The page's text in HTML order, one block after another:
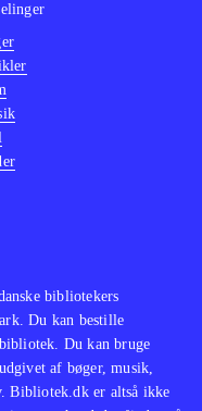
bibliotekers
Du kan bestille
Du kan bruge
af bøger, musik,
Bibliotek.dk er altså ikke